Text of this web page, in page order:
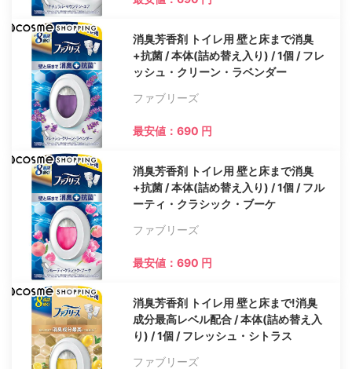
消臭芳香剤 トイレ用 壁と床まで消臭
+抗菌 / 本体(詰め替え入り) / 1個 / フレ
ッシュ・クリーン・ラベンダー
ファブリーズ
最安値：690 円
消臭芳香剤 トイレ用 壁と床まで消臭
+抗菌 / 本体(詰め替え入り) / 1個 / フル
ーティ・クラシック・ブーケ
ファブリーズ
最安値：690 円
消臭芳香剤 トイレ用 壁と床まで!消臭
成分最高レベル配合 / 本体(詰め替え入
り) / 1個 / フレッシュ・シトラス
ファブリーズ